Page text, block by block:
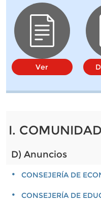
Ver
I.
D) Anuncios
CONSEJERÍA DE
CONSEJERÍA DE